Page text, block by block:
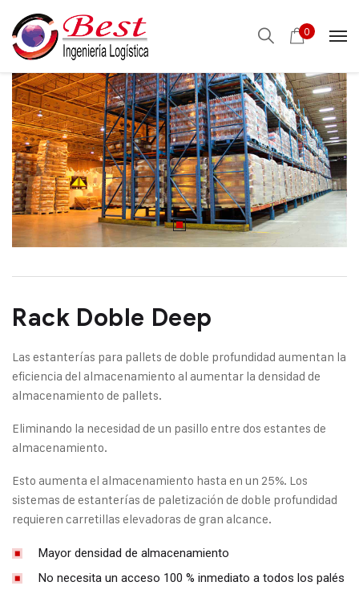
0
Rack Doble Deep
Las estanterías para pallets de doble profundidad aumentan la
eficiencia del almacenamiento al aumentar la densidad de
almacenamiento de pallets.
Eliminando la necesidad de un pasillo entre dos estantes de
almacenamiento.
Esto aumenta el almacenamiento hasta en un 25%. Los
sistemas de estanterías de paletización de doble profundidad
requieren carretillas elevadoras de gran alcance.
Mayor densidad de almacenamiento
No necesita un acceso 100 % inmediato a todos los palés